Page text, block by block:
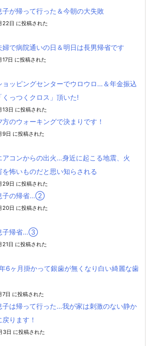
子が帰って行った＆今朝の大失敗
日 に投稿された
婦で病院通いの日＆明日は長男帰省です
日 に投稿された
ョッピングセンターでウロウロ…＆年金振込
くっつくクロス」頂いた!
日 に投稿された
方のウォーキングで決まりです！
日 に投稿された
アコンからの出火…身近に起こる地震、火
を怖いものだと思い知らされる
日 に投稿された
子の帰省…②
日 に投稿された
子帰省…③
日 に投稿された
6ヶ月掛かって銀歯が無くなり白い綺麗な歯
日 に投稿された
子は帰って行った…我が家は刺激のない静か
ります！
3日 に投稿された